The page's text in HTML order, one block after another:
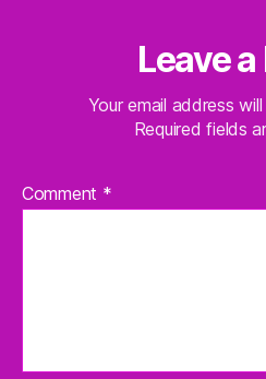
Leave
Your email address
Required fields
Comment *